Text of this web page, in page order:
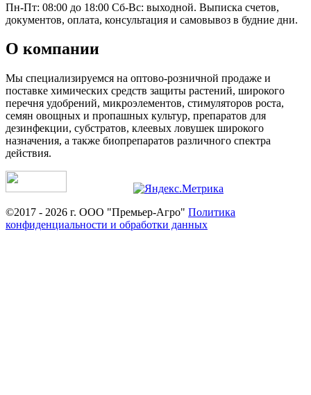
Пн-Пт: 08:00 до 18:00 Сб-Вс: выходной. Выписка счетов,
документов, оплата, консультация и самовывоз в будние дни.
О компании
Мы специализируемся на оптово-розничной продаже и
поставке химических средств защиты растений, широкого
перечня удобрений, микроэлементов, стимуляторов роста,
семян овощных и пропашных культур, препаратов для
дезинфекции, субстратов, клеевых ловушек широкого
назначения, а также биопрепаратов различного спектра
действия.
©2017 - 2026 г. ООО "Премьер-Агро" Политика
конфиденциальности и обработки данных